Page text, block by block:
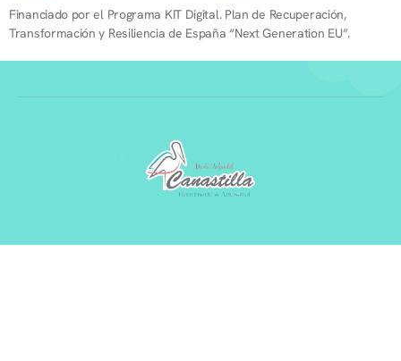
Financiado por el Programa KIT Digital. Plan de Recuperación,
Transformación y Resiliencia de España “Next Generation EU”.